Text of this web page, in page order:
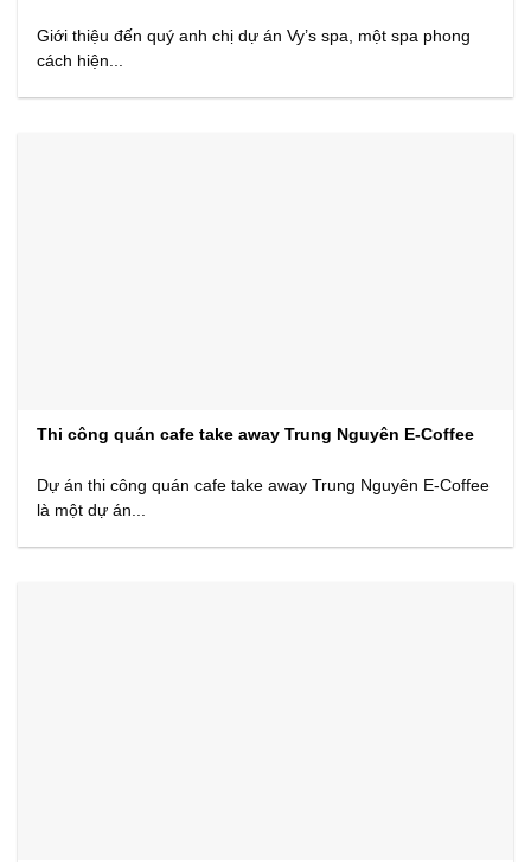
Giới thiệu đến quý anh chị dự án Vy’s spa, một spa phong
cách hiện...
Thi công quán cafe take away Trung Nguyên E-Coffee
Dự án thi công quán cafe take away Trung Nguyên E-Coffee
là một dự án...